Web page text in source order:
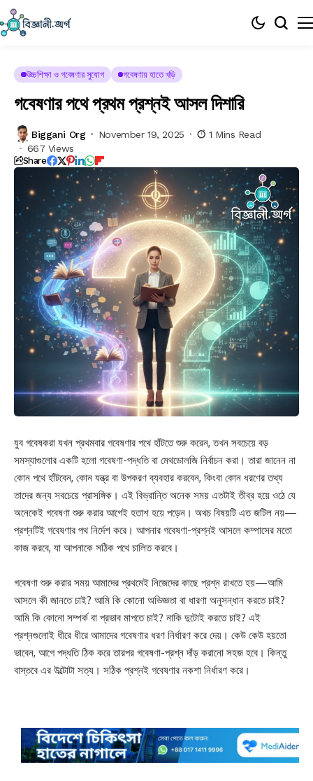
উচ্চশিক্ষা ও গবেষণার সুযোগ গবেষণায় হাতে খড়ি
গবেষণার পথে প্রথম প্রশ্নই আসল দিশারি
Biggani Org November 19, 2025
1 Mins Read
667 Views
Share
যুব গবেষকরা যখন প্রথমবার গবেষণার পথে হাঁটতে শুরু করেন, তখন সবচেয়ে বড়
সমস্যাগুলোর একটি হলো গবেষণা-পদ্ধতি বা মেথডোলজি নির্বাচন করা। তারা জানেন না
কোন পথে হাঁটবেন, কোন যন্ত্র বা উপকরণ ব্যবহার করবেন, কিংবা কোন ধরণের তথ্য
তাদের জন্য সবচেয়ে প্রাসঙ্গিক। এই বিভ্রান্তি অনেক সময় এতটাই তীব্র হয়ে ওঠে যে
অনেকেই গবেষণা শুরু করার আগেই হতাশ হয়ে পড়েন। অথচ বিষয়টি এত জটিল নয়—
প্রশ্নটিই গবেষণার পথ নির্দেশ করে। আপনার গবেষণা-প্রশ্নই আসলে কম্পাসের মতো
কাজ করবে, যা আপনাকে সঠিক পথে চালিত করবে।
গবেষণা শুরু করার সময় আমাদের প্রথমেই নিজেদের কাছে প্রশ্ন রাখতে হয়—আমি
আসলে কী জানতে চাই? আমি কি কোনো অভিজ্ঞতা বা ধারণা অনুসন্ধান করতে চাই?
আমি কি কোনো সম্পর্ক বা প্রভাব মাপতে চাই? নাকি দুটোই করতে চাই? এই
প্রশ্নগুলোই ধীরে ধীরে আমাদের গবেষণার ধরণ নির্ধারণ করে দেয়। কেউ কেউ হয়তো
ভাবেন, আগে পদ্ধতি ঠিক করে তারপর গবেষণা-প্রশ্ন দাঁড় করানো সহজ হবে। কিন্তু
বাস্তবে এর উল্টোটা সত্য। সঠিক প্রশ্নই গবেষণার নকশা নির্ধারণ করে।